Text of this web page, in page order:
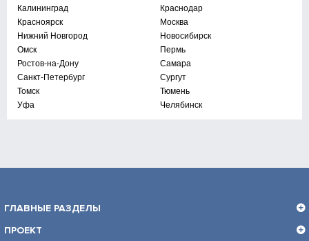
Калининград
Краснодар
Красноярск
Москва
Нижний Новгород
Новосибирск
Омск
Пермь
Ростов-на-Дону
Самара
Санкт-Петербург
Сургут
Томск
Тюмень
Уфа
Челябинск
ГЛАВНЫЕ РАЗДЕЛЫ
ПРОЕКТ